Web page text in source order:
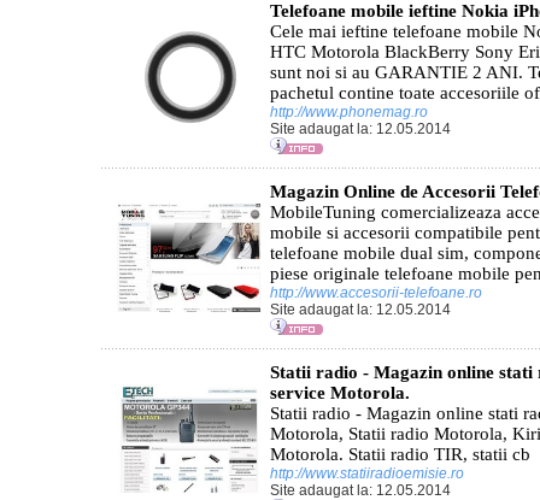
Telefoane mobile ieftine Nokia
Cele mai ieftine telefoane mobile
HTC Motorola BlackBerry Sony
sunt noi si au GARANTIE 2 ANI.
pachetul contine toate accesoriile
http://www.phonemag.ro
Site adaugat la: 12.05.2014
Magazin Online de Accesorii
MobileTuning comercializeaza
mobile si accesorii compatibile
telefoane mobile dual sim,
piese originale telefoane mobile
http://www.accesorii-telefoane.ro
Site adaugat la: 12.05.2014
Statii radio - Magazin online
service Motorola.
Statii radio - Magazin online stati
Motorola, Statii radio Motorola,
Motorola. Statii radio TIR, statii cb
http://www.statiiradioemisie.ro
Site adaugat la: 12.05.2014